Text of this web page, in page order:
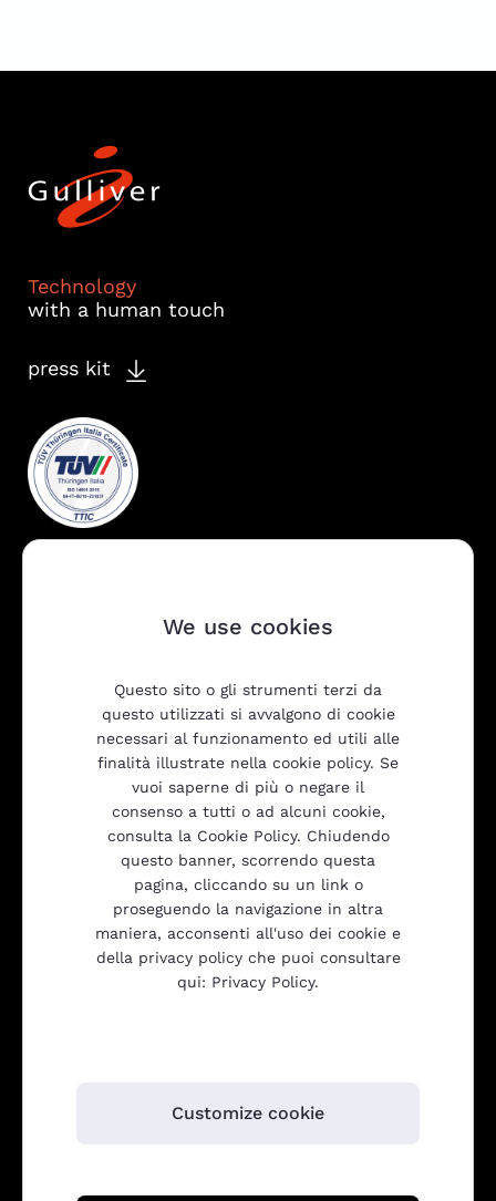
Technology
with a human touch
press kit
Gulliver srl
We use cookies
Questo sito o gli strumenti terzi da
questo utilizzati si avvalgono di cookie
necessari al funzionamento ed utili alle
finalità illustrate nella cookie policy. Se
vuoi saperne di più o negare il
consenso a tutti o ad alcuni cookie,
consulta la Cookie Policy. Chiudendo
questo banner, scorrendo questa
pagina, cliccando su un link o
proseguendo la navigazione in altra
maniera, acconsenti all'uso dei cookie e
della privacy policy che puoi consultare
qui: Privacy Policy.
Customize cookie